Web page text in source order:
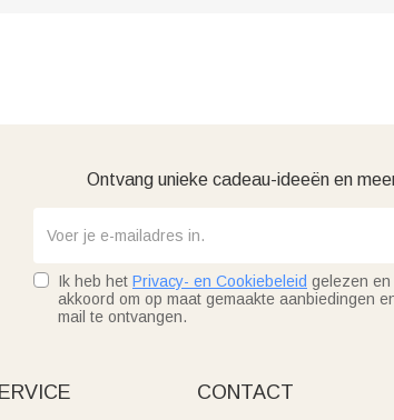
Ontvang unieke cadeau-ideeën en
Ik heb het Privacy- en Cookiebeleid gelezen
akkoord om op maat gemaakte aanbiedingen
mail te ontvangen.
CONTACT